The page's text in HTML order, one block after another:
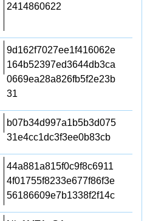
2414860622
9d162f7027ee1f416062e
164b52397ed3644db3ca
0669ea28a826fb5f2e23b
31
b07b34d997a1b5b3d075
31e4cc1dc3f3ee0b83cb
44a881a815f0c9f8c6911
4f01755f8233e677f86f3e
56186609e7b1338f2f14c